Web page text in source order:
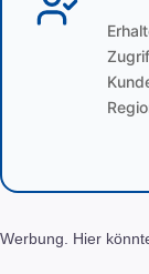
Werbung. Hier